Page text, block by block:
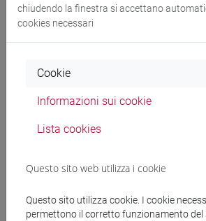
Docenti e corsi di laurea
Programma
Docenti
GRAVA Teresa- 30h Lezione
Materiali didattici
chiudendo la finestra si accettano
cookies necessari
Cookie
Informazioni sui cookie
Lista cookies
Questo sito web utilizza i cookie
Questo sito utilizza cookie. I cookie
permettono il corretto funzionamento